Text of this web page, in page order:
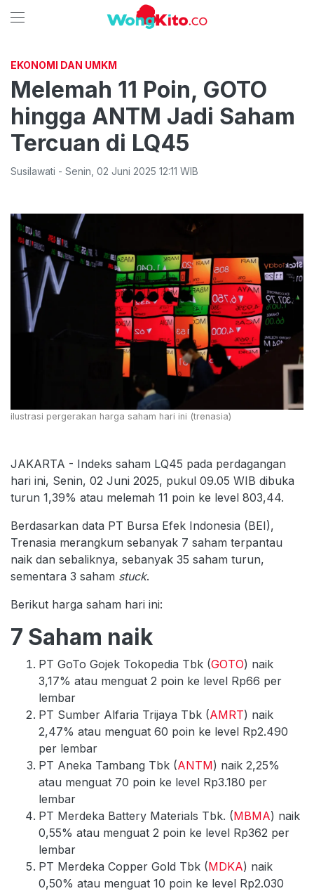
EKONOMI DAN UMKM
Melemah 11 Poin, GOTO
hingga ANTM Jadi Saham
Tercuan di LQ45
Susilawati - Senin 02 Juni 2025 12:11 WIB
ilustrasi pergerakan harga saham hari ini (trenasia)
JAKARTA - Indeks saham LQ45 pada perdagangan
hari ini, Senin, 02 Juni 2025, pukul 09.05 WIB dibuka
turun 1,39% atau melemah 11 poin ke level 803,44.
Berdasarkan data PT Bursa Efek Indonesia (BEI),
Trenasia merangkum sebanyak 7 saham terpantau
naik dan sebaliknya, sebanyak 35 saham turun,
sementara 3 saham stuck.
Berikut harga saham hari ini:
7 Saham naik
PT GoTo Gojek Tokopedia Tbk (GOTO) naik
3,17% atau menguat 2 poin ke level Rp66 per
lembar
PT Sumber Alfaria Trijaya Tbk (AMRT) naik
2,47% atau menguat 60 poin ke level Rp2.490
per lembar
PT Aneka Tambang Tbk (ANTM) naik 2,25%
atau menguat 70 poin ke level Rp3.180 per
lembar
PT Merdeka Battery Materials Tbk. (MBMA) naik
0,55% atau menguat 2 poin ke level Rp362 per
lembar
PT Merdeka Copper Gold Tbk (MDKA) naik
0,50% atau menguat 10 poin ke level Rp2.030